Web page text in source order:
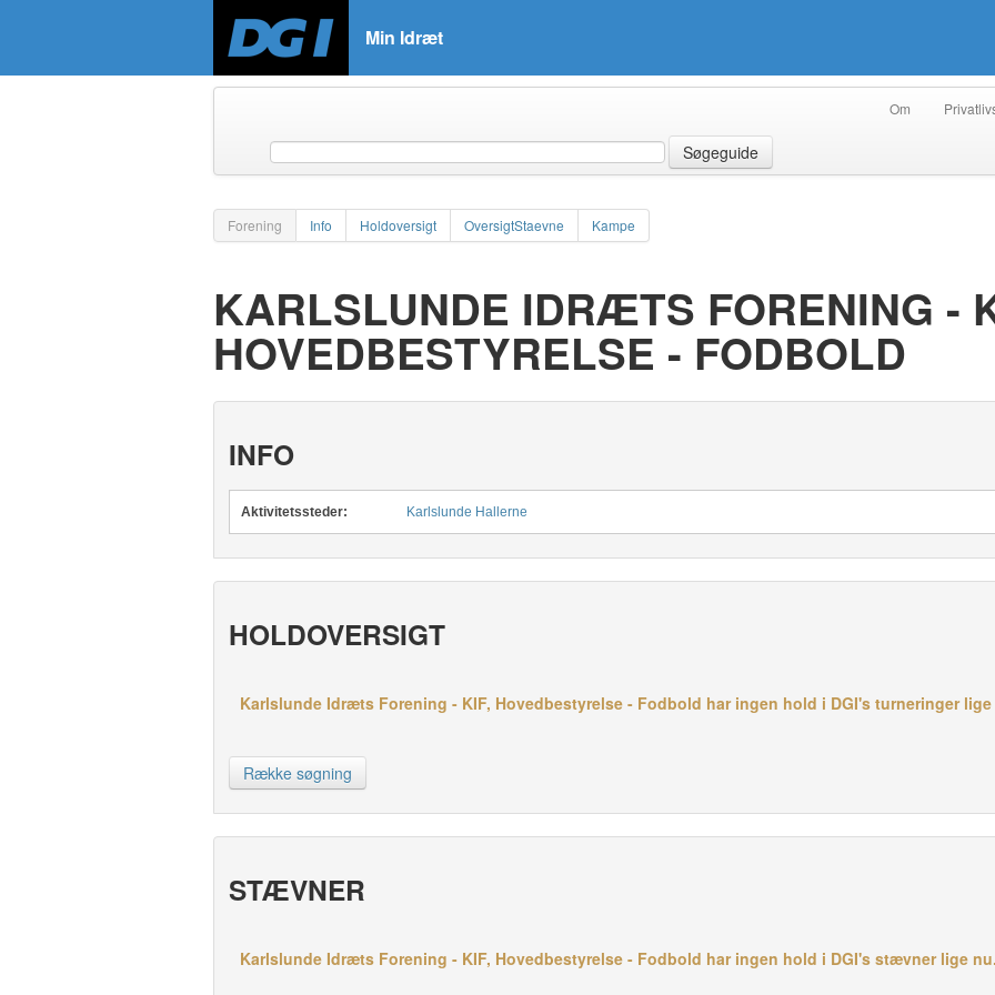
Min Idræt
Om
Søgeguide
Forening Info Holdoversigt OversigtStaevne Kampe
KARLSLUNDE IDRÆTS FORENING -
HOVEDBESTYRELSE - FODBOLD
INFO
Aktivitetssteder: Karlslunde Hallerne
HOLDOVERSIGT
Karlslunde Idræts Forening - KIF, Hovedbestyrelse - Fodbold har ingen hold i DGI's turneringer lige
Række søgning
STÆVNER
Karlslunde Idræts Forening - KIF, Hovedbestyrelse - Fodbold har ingen hold i DGI's stævner lige nu.